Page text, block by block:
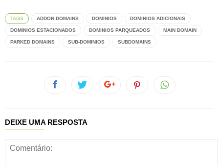
TAGS ADDON DOMAINS DOMINIOS DOMINIOS ADICIONAIS
DOMINIOS ESTACIONADOS DOMINIOS PARQUEADOS MAIN DOMAIN
PARKED DOMAINS SUB-DOMINIOS SUBDOMAINS
DEIXE UMA RESPOSTA